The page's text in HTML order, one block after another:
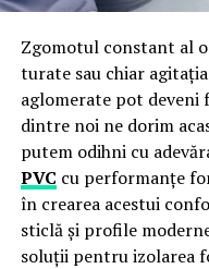
Zgomotul constant al
turate sau chiar
aglomerate pot deveni
dintre noi ne dorim
putem odihni cu
PVC cu performanțe
în crearea acestui
sticlă și profile
soluții pentru izolarea